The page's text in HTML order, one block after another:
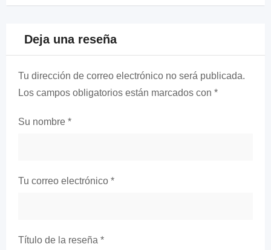
Deja una reseña
Tu dirección de correo electrónico no será publicada.
Los campos obligatorios están marcados con *
Su nombre *
Tu correo electrónico *
Título de la reseña *